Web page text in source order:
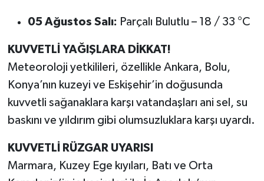
05 Ağustos Salı: Parçalı Bulutlu – 18 / 33 °C
KUVVETLİ YAĞIŞLARA DİKKAT!
Meteoroloji yetkilileri, özellikle Ankara, Bolu,
Konya’nın kuzeyi ve Eskişehir’in doğusunda
kuvvetli sağanaklara karşı vatandaşları ani sel, su
baskını ve yıldırım gibi olumsuzluklara karşı uyardı.
KUVVETLİ RÜZGAR UYARISI
Marmara, Kuzey Ege kıyıları, Batı ve Orta